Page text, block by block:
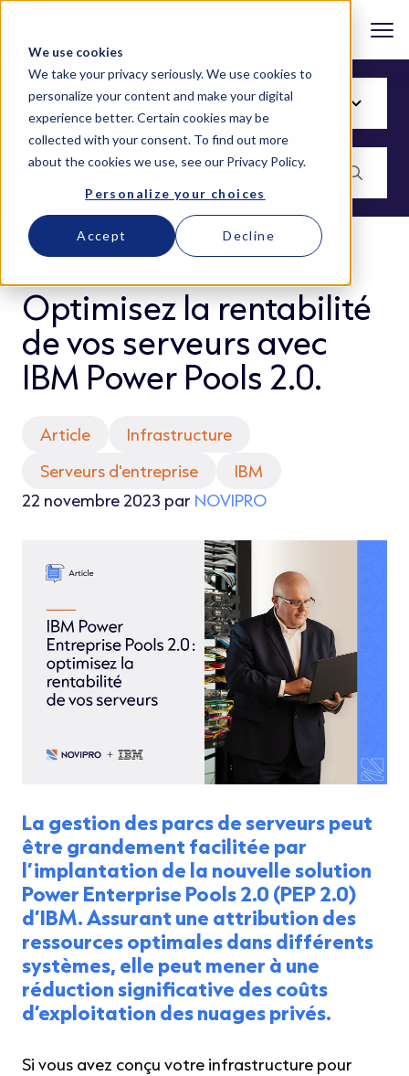
We use cookies
We take your privacy seriously. We use cookies to
personalize your content and make your digital
experience better. Certain cookies may be
collected with your consent. To find out more
about the cookies we use, see our Privacy Policy.
Personalize your choices
Accept Decline
BLOGUE
Optimisez la rentabilité
de vos serveurs avec
IBM Power Pools 2.0.
Article
Infrastructure
Serveurs d'entreprise
IBM
22 novembre 2023 par NOVIPRO
La gestion des parcs de serveurs peut
être grandement facilitée par
l’implantation de la nouvelle solution
Power Enterprise Pools 2.0 (PEP 2.0)
d’IBM. Assurant une attribution des
ressources optimales dans différents
systèmes, elle peut mener à une
réduction significative des coûts
d’exploitation des nuages privés.
Si vous avez conçu votre infrastructure pour